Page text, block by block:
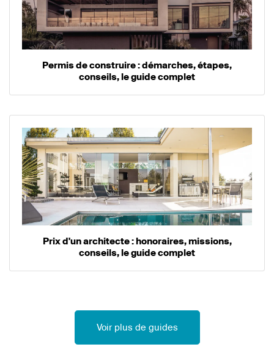
Permis de construire : démarches, étapes,
conseils, le guide complet
Prix d'un architecte : honoraires, missions,
conseils, le guide complet
Voir plus de guides